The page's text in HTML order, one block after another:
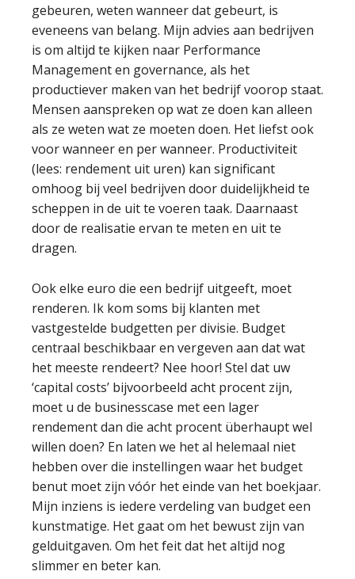
gebeuren, weten wanneer dat gebeurt, is
eveneens van belang. Mijn advies aan bedrijven
is om altijd te kijken naar Performance
Management en governance, als het
productiever maken van het bedrijf voorop staat.
Mensen aanspreken op wat ze doen kan alleen
als ze weten wat ze moeten doen. Het liefst ook
voor wanneer en per wanneer. Productiviteit
(lees: rendement uit uren) kan significant
omhoog bij veel bedrijven door duidelijkheid te
scheppen in de uit te voeren taak. Daarnaast
door de realisatie ervan te meten en uit te
dragen.
Ook elke euro die een bedrijf uitgeeft, moet
renderen. Ik kom soms bij klanten met
vastgestelde budgetten per divisie. Budget
centraal beschikbaar en vergeven aan dat wat
het meeste rendeert? Nee hoor! Stel dat uw
‘capital costs’ bijvoorbeeld acht procent zijn,
moet u de businesscase met een lager
rendement dan die acht procent überhaupt wel
willen doen? En laten we het al helemaal niet
hebben over die instellingen waar het budget
benut moet zijn vóór het einde van het boekjaar.
Mijn inziens is iedere verdeling van budget een
kunstmatige. Het gaat om het bewust zijn van
gelduitgaven. Om het feit dat het altijd nog
slimmer en beter kan.